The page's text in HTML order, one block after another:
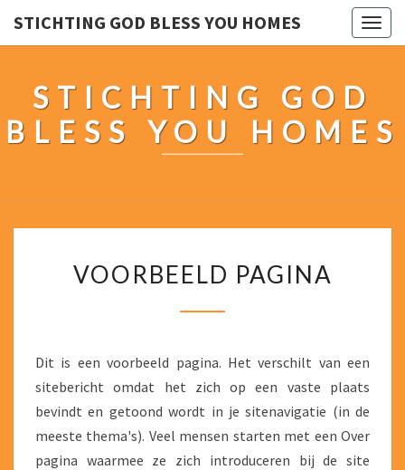
STICHTING GOD BLESS YOU HOMES
STICHTING GOD
BLESS YOU HOMES
PAGINA
VOORBEELD PAGINA
Dit is een voorbeeld pagina. Het verschilt van een
sitebericht omdat het zich op een vaste plaats
bevindt en getoond wordt in je sitenavigatie (in de
meeste thema's). Veel mensen starten met een Over
pagina waarmee ze zich introduceren bij de site